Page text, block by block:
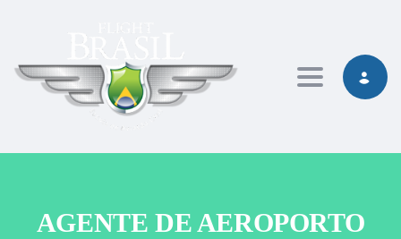
Toggle
AGENTE DE AEROPORTO